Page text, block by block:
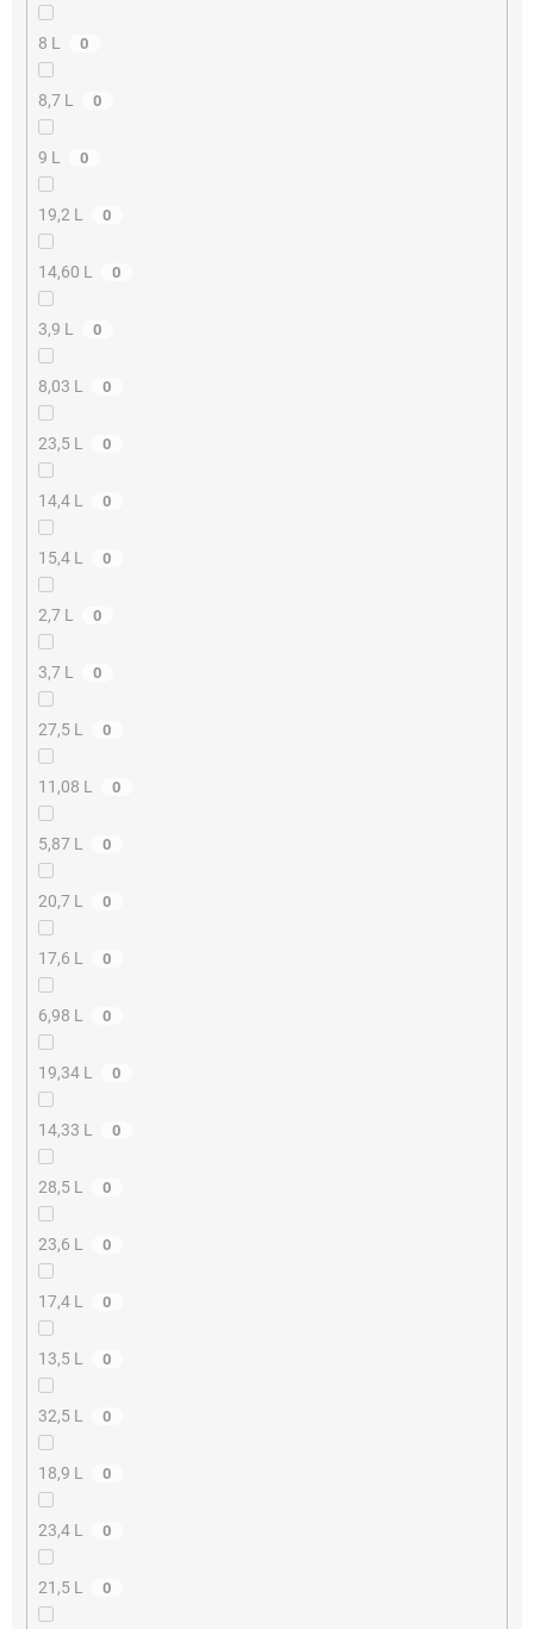
8 L 0
8,7 L 0
9 L 0
19,2 L 0
14,60 L 0
3,9 L 0
8,03 L 0
23,5 L 0
14,4 L 0
15,4 L 0
2,7 L 0
3,7 L 0
27,5 L 0
11,08 L 0
5,87 L 0
20,7 L 0
17,6 L 0
6,98 L 0
19,34 L 0
14,33 L 0
28,5 L 0
23,6 L 0
17,4 L 0
13,5 L 0
32,5 L 0
18,9 L 0
23,4 L 0
21,5 L 0